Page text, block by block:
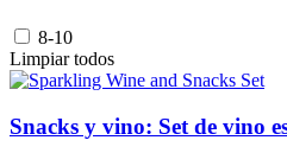
8-10
Limpiar todos
Snacks y vino: Set de vino